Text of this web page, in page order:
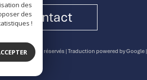
Contact
2026 | Tous droits réservés | Traduction powered by Google |
des
des
!